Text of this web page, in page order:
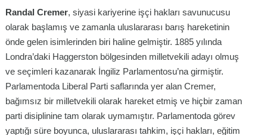
Randal Cremer, siyasi kariyerine işçi hakları savunucusu
olarak başlamış ve zamanla uluslararası barış hareketinin
önde gelen isimlerinden biri haline gelmiştir. 1885 yılında
Londra’daki Haggerston bölgesinden milletvekili adayı olmuş
ve seçimleri kazanarak İngiliz Parlamentosu’na girmiştir.
Parlamentoda Liberal Parti saflarında yer alan Cremer,
bağımsız bir milletvekili olarak hareket etmiş ve hiçbir zaman
parti disiplinine tam olarak uymamıştır. Parlamentoda görev
yaptığı süre boyunca, uluslararası tahkim, işçi hakları, eğitim